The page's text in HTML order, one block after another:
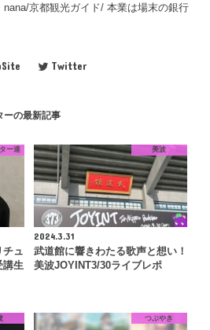
nana/京都観光ガイド/ 本業は場末の銀行
Twitter
ーの最新記事
ー達
ュ
講生
美波
2024.3.31
武道館に響きわたる歌声と想い！
美波JOYINT3/30ライブレポ
つぶやき